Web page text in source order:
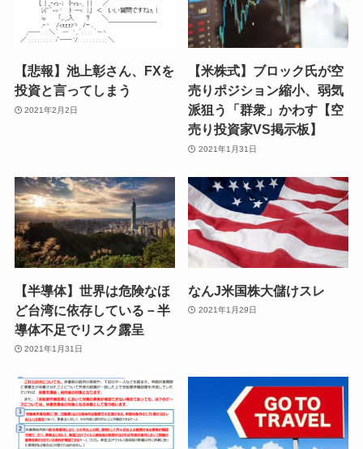
【悲報】池上彰さん、FXを
投資と言ってしまう
2021年2月2日
【米株式】ブロック氏が空
売りポジション縮小、弱気
派狙う「群衆」かわす【空
売り投資家VS掲示板】
2021年1月31日
【半導体】世界は危険なほ
ど台湾に依存している－半
導体不足でリスク露呈
2021年1月31日
なんJ米国株大儲けスレ
2021年1月29日